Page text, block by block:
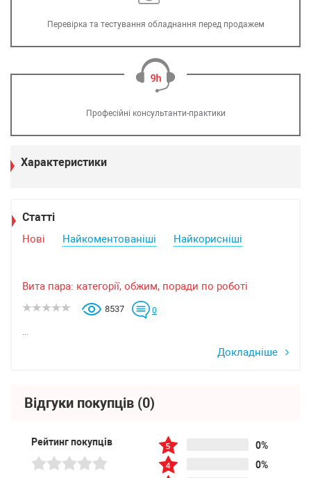
Перевірка та тестування обладнання перед продажем
Професійні консультанти-практики
Характеристики
Статті
Нові Найкоментованіші Найкорисніші
Вита пара: категорії, обжим, поради по роботі
8537 0
...
Докладніше
Відгуки покупців (0)
Рейтинг покупців
0%
0%